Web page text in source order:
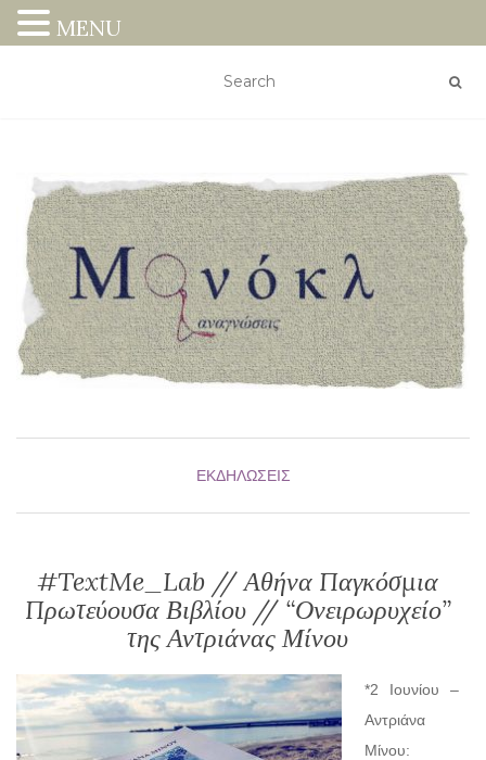
ΕΚΔΗΛΏΣΕΙΣ
#TextMe_Lab // Αθήνα Παγκόσμια
Πρωτεύουσα Βιβλίου // “Ονειρωρυχείο”
της Αντριάνας Μίνου
*2 Ιουνίου –
Αντριάνα
Μίνου:
MENU